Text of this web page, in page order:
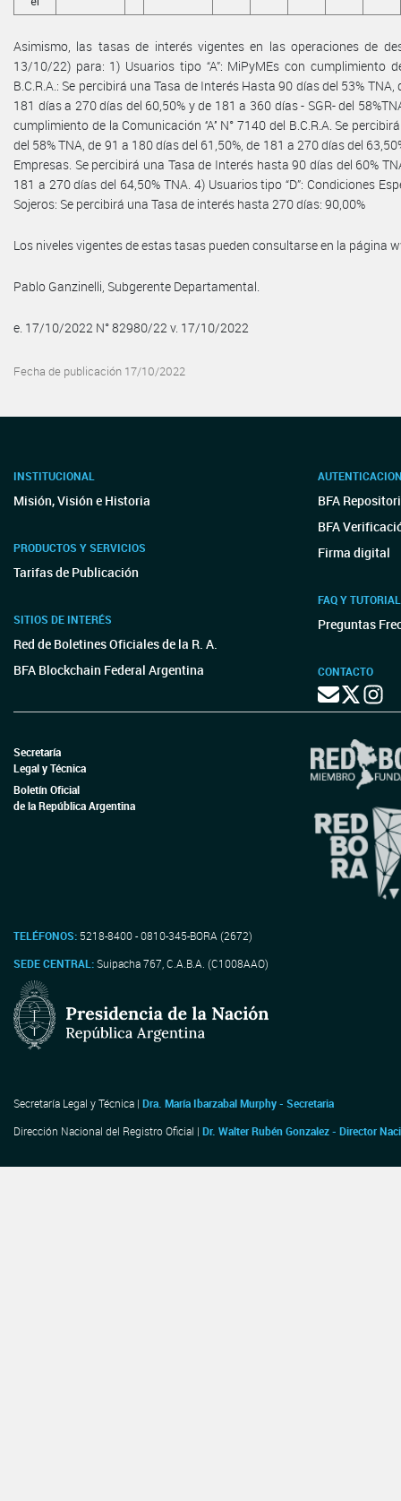
Asimismo, las tasas de interés vigentes en las operaciones de
13/10/22) para: 1) Usuarios tipo “A”: MiPyMEs con cumplimiento de
B.C.R.A.: Se percibirá una Tasa de Interés Hasta 90 días del 53%
181 días a 270 días del 60,50% y de 181 a 360 días - SGR- del
cumplimiento de la Comunicación ‘‘A’’ N° 7140 del B.C.R.A. Se
del 58% TNA, de 91 a 180 días del 61,50%, de 181 a 270 días del
Empresas. Se percibirá una Tasa de Interés hasta 90 días del 60%
181 a 270 días del 64,50% TNA. 4) Usuarios tipo “D”: Condiciones
Sojeros: Se percibirá una Tasa de interés hasta 270 días: 90,00%
Los niveles vigentes de estas tasas pueden consultarse en la página
Pablo Ganzinelli, Subgerente Departamental.
e. 17/10/2022 N° 82980/22 v. 17/10/2022
Fecha de publicación 17/10/2022
INSTITUCIONAL
Misión, Visión e Historia
PRODUCTOS Y SERVICIOS
Tarifas de Publicación
SITIOS DE INTERÉS
Red de Boletines Oficiales de la R. A.
BFA Blockchain Federal Argentina
BFA
BFA
Firma digital
FAQ Y
Preguntas
CONTACTO
Secretaría
Legal y Técnica
Boletín Oficial
de la República Argentina
TELÉFONOS: 5218-8400 - 0810-345-BORA (2672)
SEDE CENTRAL:Suipacha 767, C.A.B.A. (C1008AAO)
Secretaría Legal y Técnica | Dra. María Ibarzabal Murphy - Secretaria
Dirección Nacional del Registro Oficial | Dr. Walter Rubén Gonzalez - Director